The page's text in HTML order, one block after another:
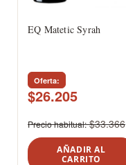
EQ Matetic Syrah
Oferta
$26.205
Precio habitual $33.366
AÑADIR AL
CARRITO